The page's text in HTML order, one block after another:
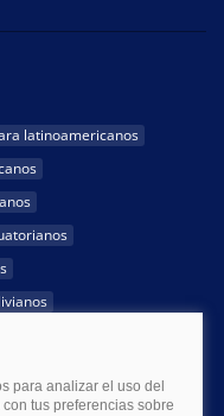
latinoamericanos